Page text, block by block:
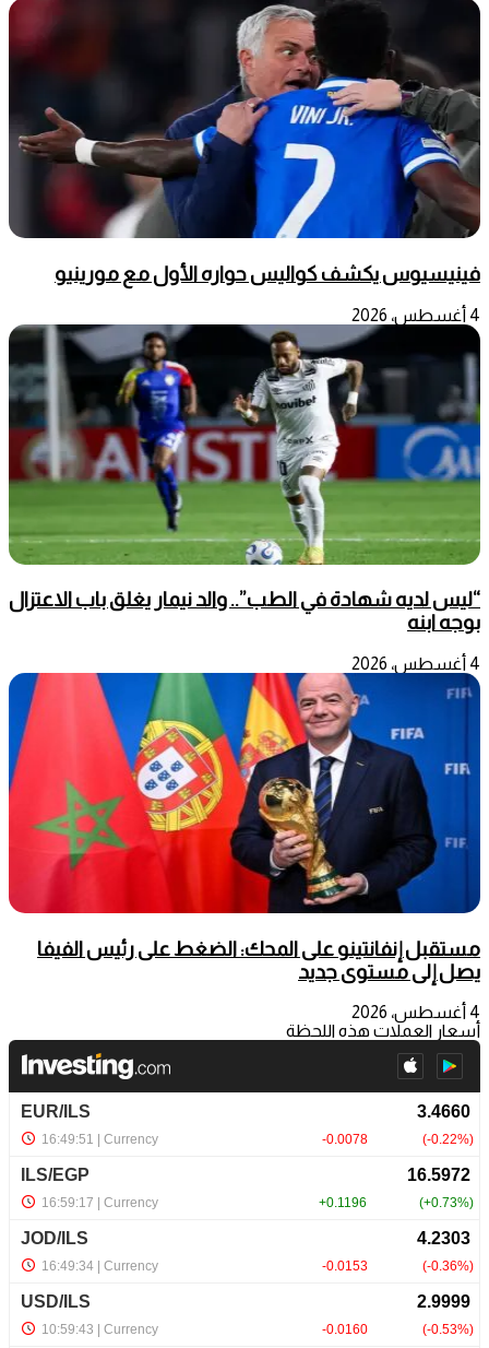
فينيسيوس يكشف كواليس حواره الأول مع مورينيو
4 أغسطس، 2026
“ليس لديه شهادة في الطب”.. والد نيمار يغلق باب الاعتزال
بوجه ابنه
4 أغسطس، 2026
مستقبل إنفانتينو على المحك: الضغط على رئيس الفيفا
يصل إلى مستوى جديد
4 أغسطس، 2026
أسعار العملات هذه اللحظة